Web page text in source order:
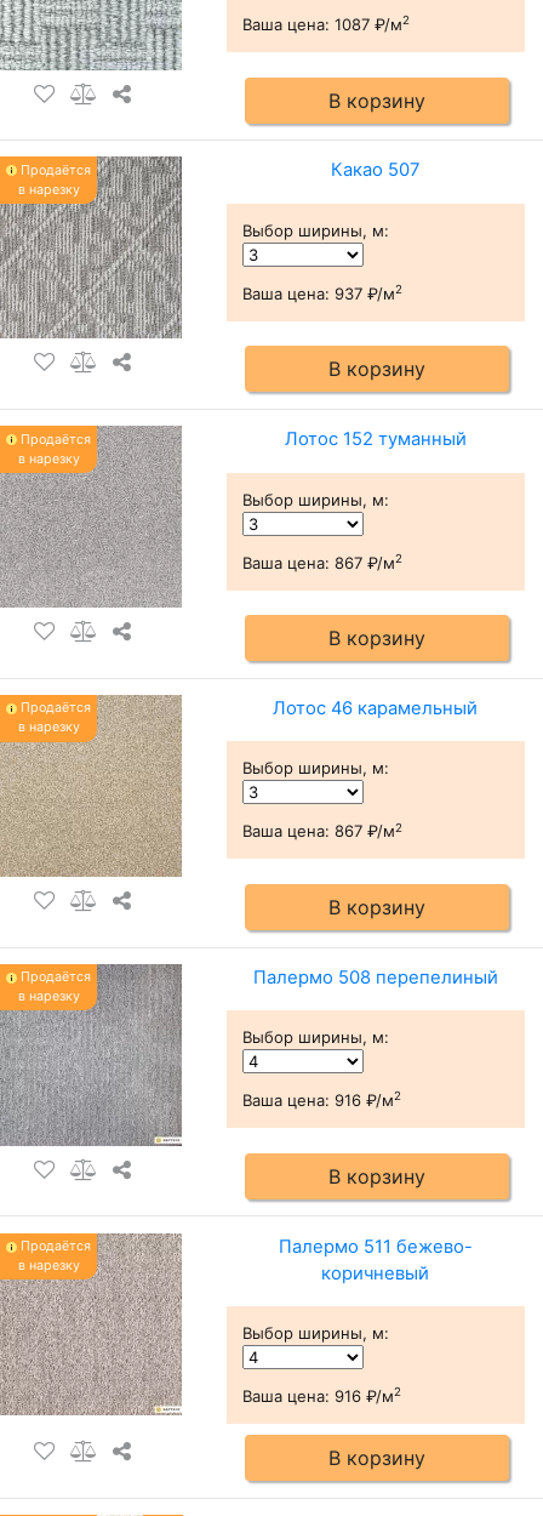
Ваша цена: 1087 ₽/м2
В корзину
Продаётся
в нарезку
Какао 507
Выбор ширины, м:
Ваша цена: 937 ₽/м2
В корзину
Продаётся
в нарезку
Лотос 152 туманный
Выбор ширины, м:
Ваша цена: 867 ₽/м2
В корзину
Продаётся
в нарезку
Лотос 46 карамельный
Выбор ширины, м:
Ваша цена: 867 ₽/м2
В корзину
Продаётся
в нарезку
Палермо 508 перепелиный
Выбор ширины, м:
Ваша цена: 916 ₽/м2
В корзину
Продаётся
в нарезку
Палермо 511 бежево-
коричневый
Выбор ширины, м:
Ваша цена: 916 ₽/м2
В корзину